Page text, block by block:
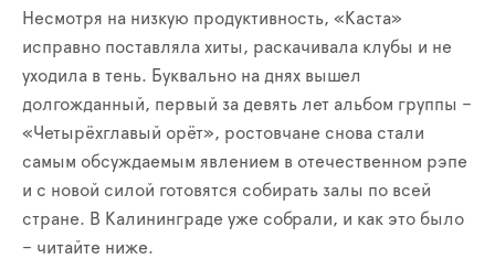
Несмотря на низкую продуктивность, «Каста»
исправно поставляла хиты, раскачивала клубы и не
уходила в тень. Буквально на днях вышел
долгожданный, первый за девять лет альбом группы –
«Четырёхглавый орёт», ростовчане снова стали
самым обсуждаемым явлением в отечественном рэпе
и с новой силой готовятся собирать залы по всей
стране. В Калининграде уже собрали, и как это было
– читайте ниже.